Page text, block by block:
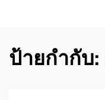
ป้ายกำกับ: